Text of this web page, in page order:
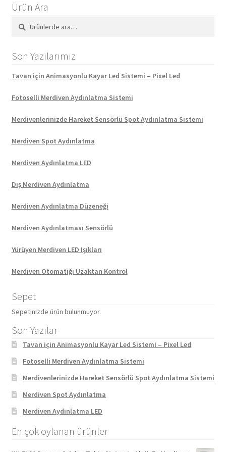
Ürün Ara
Ara:
Ara
Son Yazılarımız
Tavan için Animasyonlu Kayar Led Sistemi – Pixel Led
Fotoselli Merdiven Aydınlatma Sistemi
Merdivenlerinizde Hareket Sensörlü Spot Aydınlatma Sistemi
Merdiven Spot Aydınlatma
Merdiven Aydınlatma LED
Dış Merdiven Aydınlatma
Merdiven Aydınlatma Düzeneği
Merdiven Aydınlatması Sensörlü
Yürüyen Merdiven LED Işıkları
Merdiven Otomatiği Uzaktan Kontrol
Sepet
Sepetinizde ürün bulunmuyor.
Son Yazılar
Tavan için Animasyonlu Kayar Led Sistemi – Pixel Led
Fotoselli Merdiven Aydınlatma Sistemi
Merdivenlerinizde Hareket Sensörlü Spot Aydınlatma Sistemi
Merdiven Spot Aydınlatma
Merdiven Aydınlatma LED
En çok oylanan ürünler